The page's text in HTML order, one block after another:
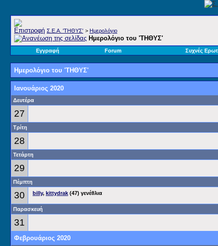
Σ.E.A. 'ΤΗΘΥΣ' > Ημερολόγιο
Ημερολόγιο του 'ΤΗΘΥΣ'
Εγγραφή Forum Συχνές
Ημερολόγιο του 'ΤΗΘΥΣ'
Ιανουάριος 2020
Δευτέρα
27
Τρίτη
28
Τετάρτη
29
Πέμπτη
30 billy, kittydrak (47) γενέθλια
Παρασκευή
31
Φεβρουάριος 2020